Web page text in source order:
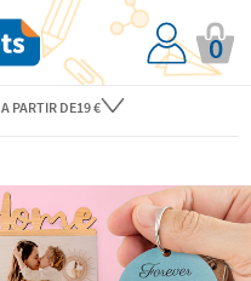
0
A PARTIR DE19 €